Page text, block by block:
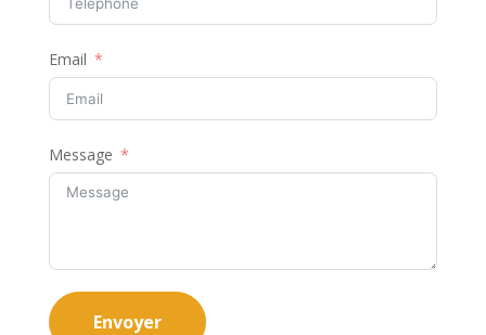
Email
Message
Envoyer